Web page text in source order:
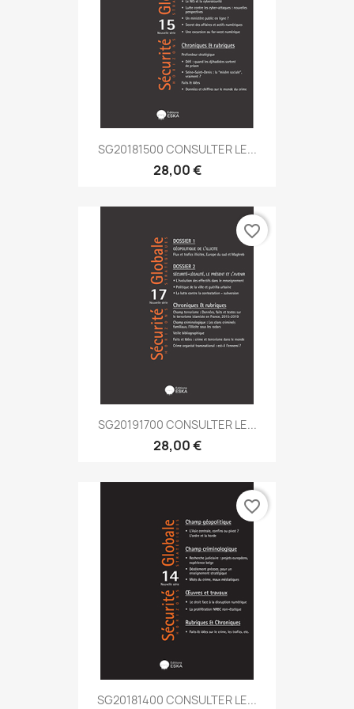
SG20181500 CONSULTER LE...
28,00 €
SG20191700 CONSULTER LE...
28,00 €
favorite_border
SG20181400 CONSULTER LE...
favorite_border